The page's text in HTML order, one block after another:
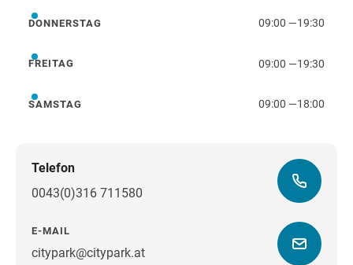
Donnerstag
DONNERSTAG 09:00 —19:30
Freitag
FREITAG 09:00 —19:30
Samstag
SAMSTAG 09:00 —18:00
Telefon
0043(0)316 711580
E-MAIL
citypark@citypark.atWegbeschreibung